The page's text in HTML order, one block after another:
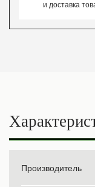
и доставка
Производитель